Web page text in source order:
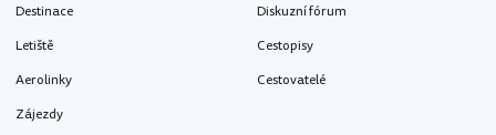
Destinace
Letiště
Aerolinky
Zájezdy
Diskuzní fórum
Cestopisy
Cestovatelé